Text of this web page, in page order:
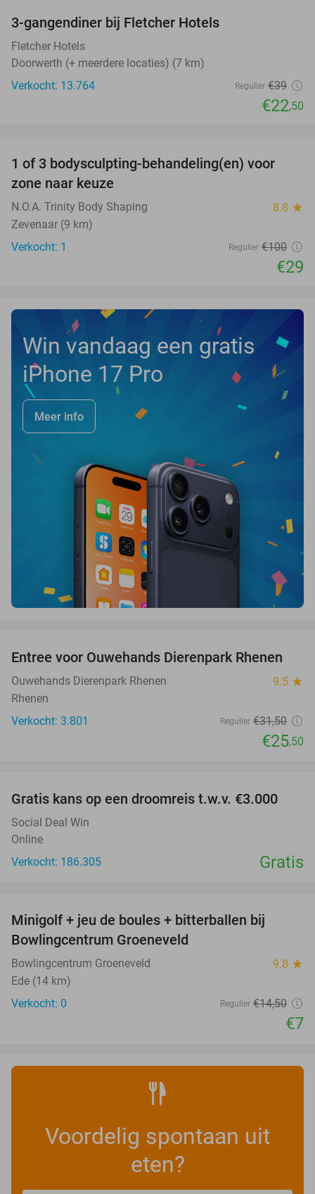
3-gangendiner bij Fletcher Hotels
Fletcher Hotels
Doorwerth (+ meerdere locaties) (7 km)
Verkocht: 13.764
Regulier €39
€22,50
71%
TODAY
1 of 3 bodysculpting-behandeling(en) voor
zone naar keuze
N.O.A. Trinity Body Shaping 8.8 star
Zevenaar (9 km)
Verkocht: 1
Regulier €100
€29
Win vandaag een gratis
iPhone 17 Pro
Meer info
19%
Entree voor Ouwehands Dierenpark Rhenen
Ouwehands Dierenpark Rhenen 9.5 star
Rhenen
Verkocht: 3.801
Regulier €31,50
€25,50
Gratis kans op een droomreis t.w.v. €3.000
Social Deal Win
Online
Verkocht: 186.305
Gratis
NEW
TODAY
Minigolf + jeu de boules + bitterballen bij
Bowlingcentrum Groeneveld
Bowlingcentrum Groeneveld 9.8 star
Ede (14 km)
Verkocht: 0
Regulier €14,50
€7
Voordelig spontaan uit
eten?